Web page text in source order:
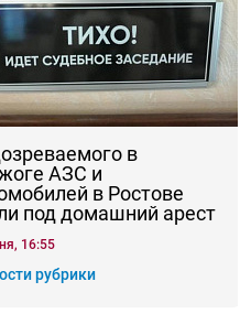
в
АЗС и
в Ростове
под домашний арест
16:55
рубрики